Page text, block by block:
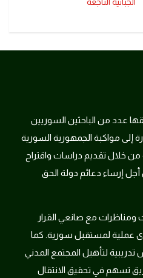
عدد من الباحثين السوريين
إلى مواكبة الجمهورية السورية
من خلال تقديم دراسات واقتراح
إرساء دعائم دولة الحق
ومناظرات مع صانعي القرار
عملية لمستقبل سورية. كما
لتأهيل المجتمع المدني
تسهم في تحقيق الانتقال